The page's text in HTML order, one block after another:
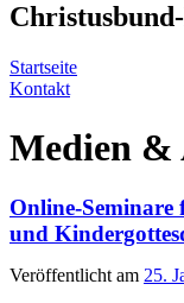
Startseite
Kontakt
Medien &
Online-
und
Veröffentlicht am 25.